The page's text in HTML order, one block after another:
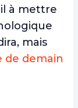
à mettre
mais
de demain